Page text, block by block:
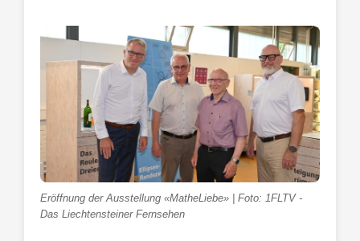
Eröffnung der Ausstellung «MatheLiebe» | Foto: 1FLTV -
Das Liechtensteiner Fernsehen